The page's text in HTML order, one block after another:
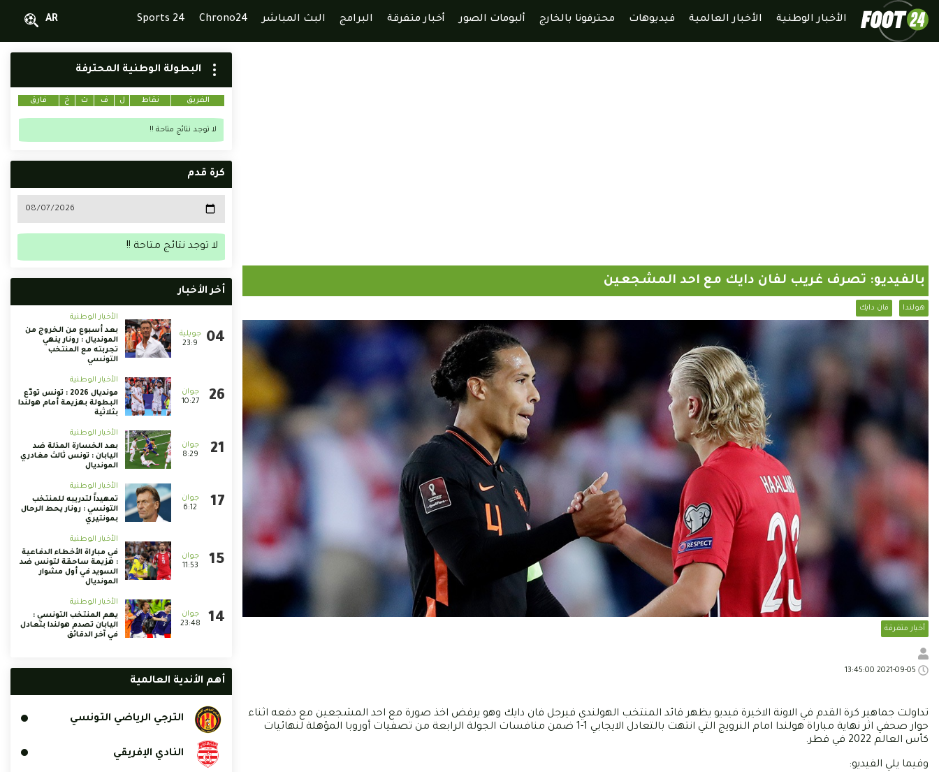
الأخبار الوطنية الأخبار العالمية فيديوهات محترفونا بالخارج ألبومات الصور أخبار متفرقة البرامج البث المباشر Chrono24
Sports 24
AR
بالفيديو: تصرف غريب لفان دايك مع احد المشجعين
هولندا فان دايك
أخبار متفرقة
تداولت جماهير كرة القدم في الاونة الاخيرة فيديو يظهر قائد المنتخب الهولندي فيرجل فان دايك وهو يرفض اخذ صورة مع احد المشجعين مع دفعه اثناء
حوار صحفي اثر نهاية مباراة هولندا امام النرويج التي انتهت بالتعادل الايجابي 1-1 ضمن منافسات الجولة الرابعة من تصفيات أوروبا المؤهلة لنهائيات
كأس العالم 2022 في قطر.
وفيما يلي الفيديو:
البطولة الوطنية المحترفة
الفريق نقاط ل ف ت خ فارق
لا توجد نتائج متاحة !!
كرة قدم
لا توجد نتائج متاحة !!
أخر الأخبار
23:9
الأخبار الوطنية
بعد أسبوع من الخروج من
المونديال : رونار ينهي
تجربته مع المنتخب
التونسي
10:27
الأخبار الوطنية
مونديال 2026 : تونس تودّع
البطولة بهزيمة أمام هولندا
بثلاثية
8:29
الأخبار الوطنية
بعد الخسارة المذلة ضد
اليابان : تونس ثالث مغادري
المونديال
6:12
الأخبار الوطنية
تمهيداً لتدريبه للمنتخب
التونسي : رونار يحط الرحال
بمونتيري
11:53
الأخبار الوطنية
في مباراة الأخطاء الدفاعية
: هزيمة ساحقة لتونس ضد
السويد في أول مشوار
المونديال
23:48
الأخبار الوطنية
يهم المنتخب التونسي :
اليابان تصدم هولندا بتعادل
في آخر الدقائق
أهم الأندية العالمية
الترجي الرياضي التونسي
النادي الإفريقي